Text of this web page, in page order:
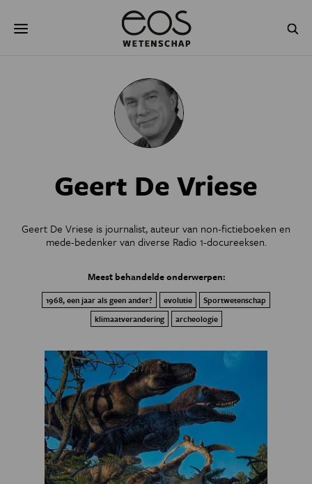
naar
NATUURWETENSCHAPPEN
PSYCHE & BREIN BLOGS
Geert De Vriese
Geert De Vriese is journalist, auteur van non-fictieboeken en
mede-bedenker van diverse Radio 1-docureeksen.
Meest behandelde onderwerpen:
1968, een jaar als geen ander? evolutie
Sportwetenschap
klimaatverandering
archeologie